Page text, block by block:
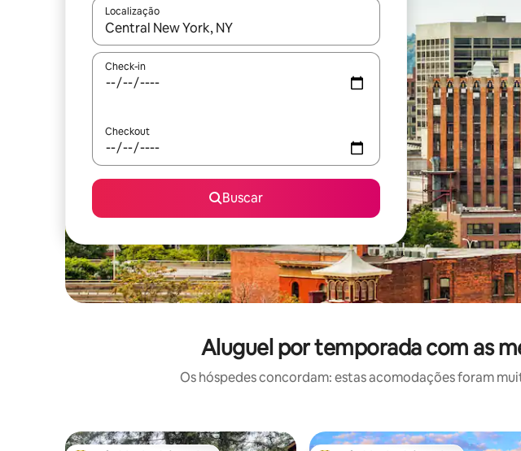
Localização
Quando os resultados estiverem disponíveis, explore-os usando as seta para
Check-in
Checkout
Buscar
Aluguel por temporada com as
Os hóspedes concordam: estas acomodações foram